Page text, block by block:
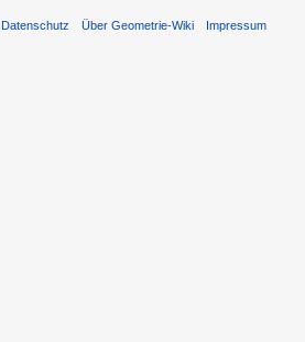
Datenschutz Über Geometrie-Wiki Impressum